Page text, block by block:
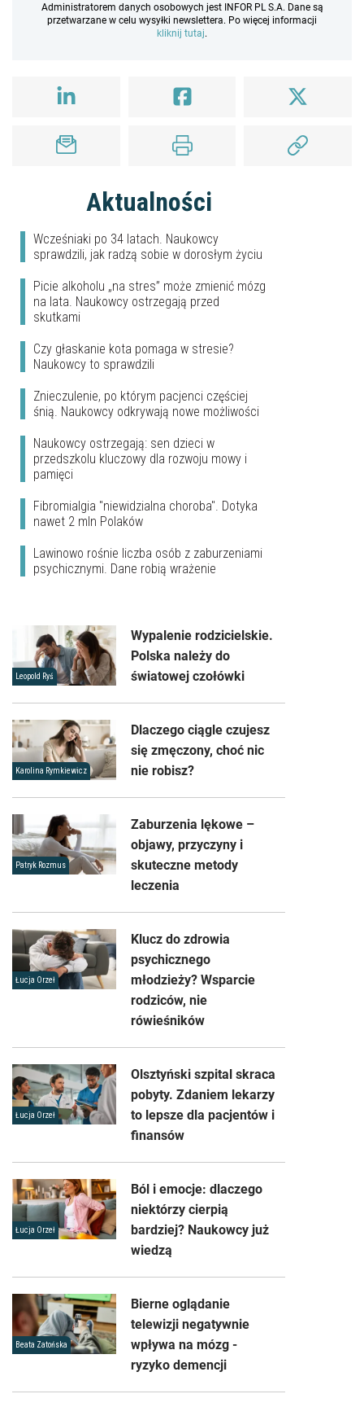
Administratorem danych osobowych jest INFOR PL S.A. Dane są
przetwarzane w celu wysyłki newslettera. Po więcej informacji
kliknij tutaj.
Aktualności
Wcześniaki po 34 latach. Naukowcy
sprawdzili, jak radzą sobie w dorosłym życiu
Picie alkoholu „na stres” może zmienić mózg
na lata. Naukowcy ostrzegają przed
skutkami
Czy głaskanie kota pomaga w stresie?
Naukowcy to sprawdzili
Znieczulenie, po którym pacjenci częściej
śnią. Naukowcy odkrywają nowe możliwości
Naukowcy ostrzegają: sen dzieci w
przedszkolu kluczowy dla rozwoju mowy i
pamięci
Fibromialgia "niewidzialna choroba". Dotyka
nawet 2 mln Polaków
Lawinowo rośnie liczba osób z zaburzeniami
psychicznymi. Dane robią wrażenie
Leopold Ryś
Wypalenie rodzicielskie.
Polska należy do
światowej czołówki
Karolina Rymkiewicz
Dlaczego ciągle czujesz
się zmęczony, choć nic
nie robisz?
Patryk Rozmus
Zaburzenia lękowe –
objawy, przyczyny i
skuteczne metody
leczenia
Łucja Orzeł
Klucz do zdrowia
psychicznego
młodzieży? Wsparcie
rodziców, nie
rówieśników
Łucja Orzeł
Olsztyński szpital skraca
pobyty. Zdaniem lekarzy
to lepsze dla pacjentów i
finansów
Łucja Orzeł
Ból i emocje: dlaczego
niektórzy cierpią
bardziej? Naukowcy już
wiedzą
Beata Zatońska
Bierne oglądanie
telewizji negatywnie
wpływa na mózg -
ryzyko demencji